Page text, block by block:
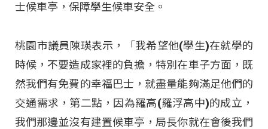
士候車亭，保障學生候車安全。
桃園市議員陳瑛表示，「我希望他(學生)在就學的
時候，不要造成家裡的負擔，特別在車子方面，既
然我們有免費的幸福巴士，就盡量能夠滿足他們的
交通需求，第二點，因為羅高(羅浮高中)的成立，
我們那邊並沒有建置候車亭，局長你就在會後我們